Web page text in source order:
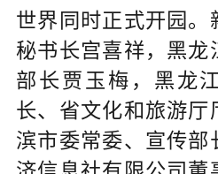
世界同时正式开园。
秘书长宫喜祥，黑龙
部长贾玉梅，黑龙
长、省文化和旅游厅
滨市委常委、宣传部